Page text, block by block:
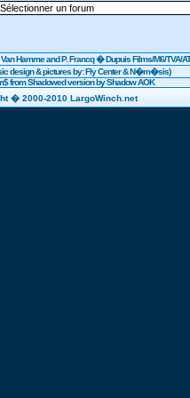
Hamme and P. Francq �DupuisFilms/M6/TVA/
design & pictures by: Fly Center & N�m�sis)
from Shadowed version by Shadow AOK
� 2000-2010 LargoWinch.net